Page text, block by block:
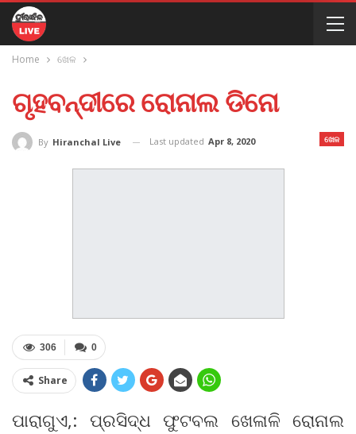
Home ଖେଳ
ଗୃହବନ୍ଦୀରେ ରୋନାଲ ଡିନୋ
ଖେଳ
By Hiranchal Live Last updated Apr 8, 2020
0
306
Share
ପାରାଗୁଏ,: ପ୍ରସିଦ୍ଧ ଫୁଟବଲ ଖେଳାଳି ରୋନାଲ